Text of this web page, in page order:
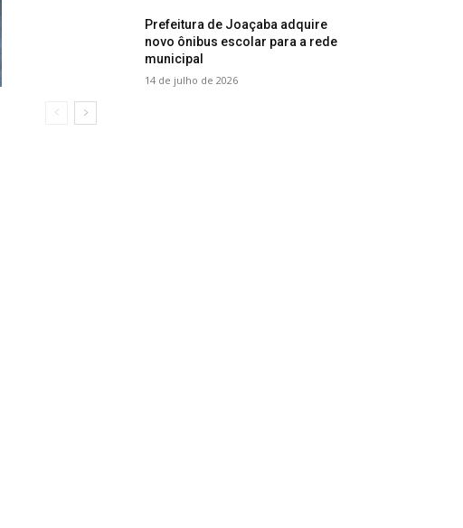
Prefeitura de Joaçaba adquire
novo ônibus escolar para a rede
municipal
14 de julho de 2026